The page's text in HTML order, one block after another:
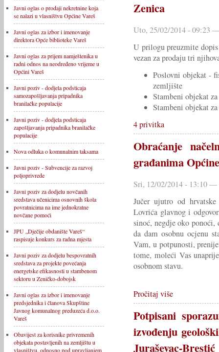
Javni oglas o prodaji nekretnine koja
se nalazi u vlasništvu Općine Vareš
Javni oglas za izbor i imenovanje
direktora Opće biblioteke Vareš
Javni oglas za prijem namještenika u
radni odnos na neodređeno vrijeme u
Općini Vareš
Javni poziv - dodjela podsticaja
samozapošljavanja pripadnika
branilačke populacije
Javni poziv - dodjela podsticaja
zapošljavanja pripadnika branilačke
populacije
Nova odluka o komunalnim taksama
Javni poziv - Subvencije za razvoj
poljoprivrede
Javni poziv za dodjelu novčanih
sredstava učenicima osnovnih škola
povratnicima na ime jednokratne
novčane pomoći
JPU „Dječije obdanište Vareš“
raspisuje konkurs za radna mjesta
Javni poziv za dodjelu bespovratnih
sredstava za projekte povećanja
energetske efikasnosti u stambenom
sektoru u Zeničko-dobojsk
Javni oglas za izbor i imenovanje
predsjednika i članova Skupštine
Javnog komunalnog preduzeća d.o.o.
Vareš
Obavijest za korisnike privremenih
objekata postavljenih na zemljištu u
vlasništvu, odnosno pod upravljanjem
Zenica
Uto, 25/02/2014 - 09:23
U prilogu preuzmite
vezan za prodaju tri
Poslovni objekat -
zemljište
Stambeni objekat
Stambeni objekat
4 privitka
Obraćanje
građanima
Sri, 12/02/2014 - 13:10
Jučer ujutro od
Lovrića glavnog i
sinoć, negdje oko
da dam osobnu ocjenu
Vam, u potpunosti,
tome, moleći Vas
osobnom stavu.
Pročitaj više
Potpisani
izvođenju
Juraševac-Brestić